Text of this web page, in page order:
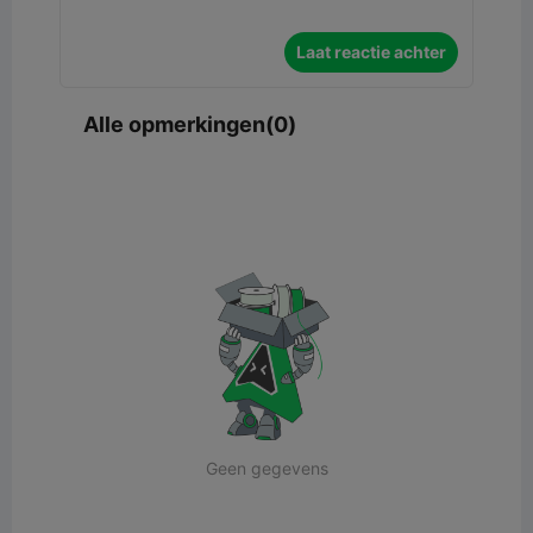
Laat reactie achter
Alle opmerkingen(0)
Geen gegevens